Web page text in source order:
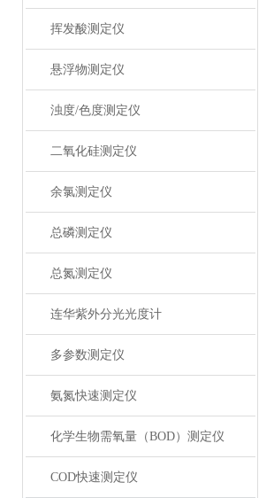
挥发酸测定仪
悬浮物测定仪
浊度/色度测定仪
二氧化硅测定仪
余氯测定仪
总磷测定仪
总氮测定仪
连华紫外分光光度计
多参数测定仪
氨氮快速测定仪
化学生物需氧量（BOD）测定仪
COD快速测定仪